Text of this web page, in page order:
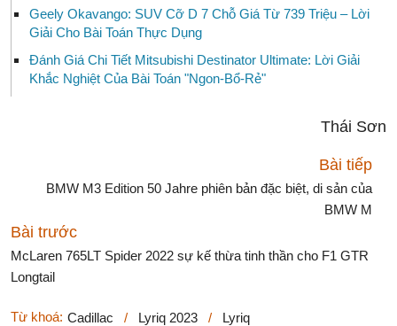
Geely Okavango: SUV Cỡ D 7 Chỗ Giá Từ 739 Triệu – Lời
Giải Cho Bài Toán Thực Dụng
Đánh Giá Chi Tiết Mitsubishi Destinator Ultimate: Lời Giải
Khắc Nghiệt Của Bài Toán "Ngon-Bổ-Rẻ"
Thái Sơn
Bài tiếp
BMW M3 Edition 50 Jahre phiên bản đặc biệt, di sản của
BMW M
Bài trước
McLaren 765LT Spider 2022 sự kế thừa tinh thần cho F1 GTR
Longtail
Từ khoá: Cadillac / Lyriq 2023 / Lyriq